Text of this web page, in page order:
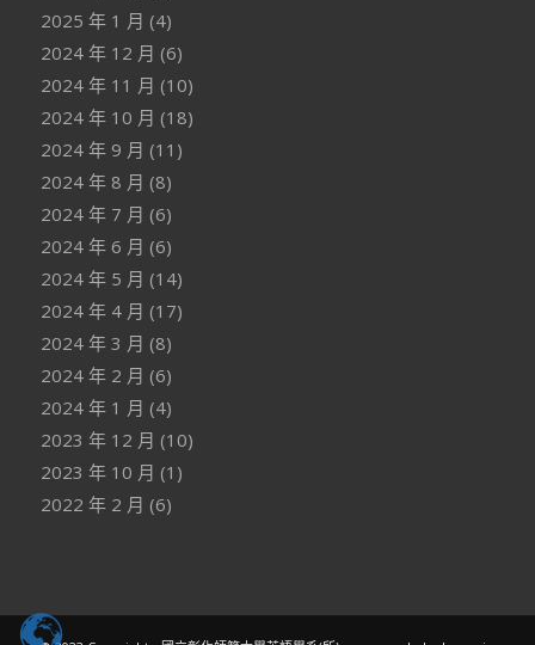
2025 年 1 月 (4)
2024 年 12 月 (6)
2024 年 11 月 (10)
2024 年 10 月 (18)
2024 年 9 月 (11)
2024 年 8 月 (8)
2024 年 7 月 (6)
2024 年 6 月 (6)
2024 年 5 月 (14)
2024 年 4 月 (17)
2024 年 3 月 (8)
2024 年 2 月 (6)
2024 年 1 月 (4)
2023 年 12 月 (10)
2023 年 10 月 (1)
2022 年 2 月 (6)